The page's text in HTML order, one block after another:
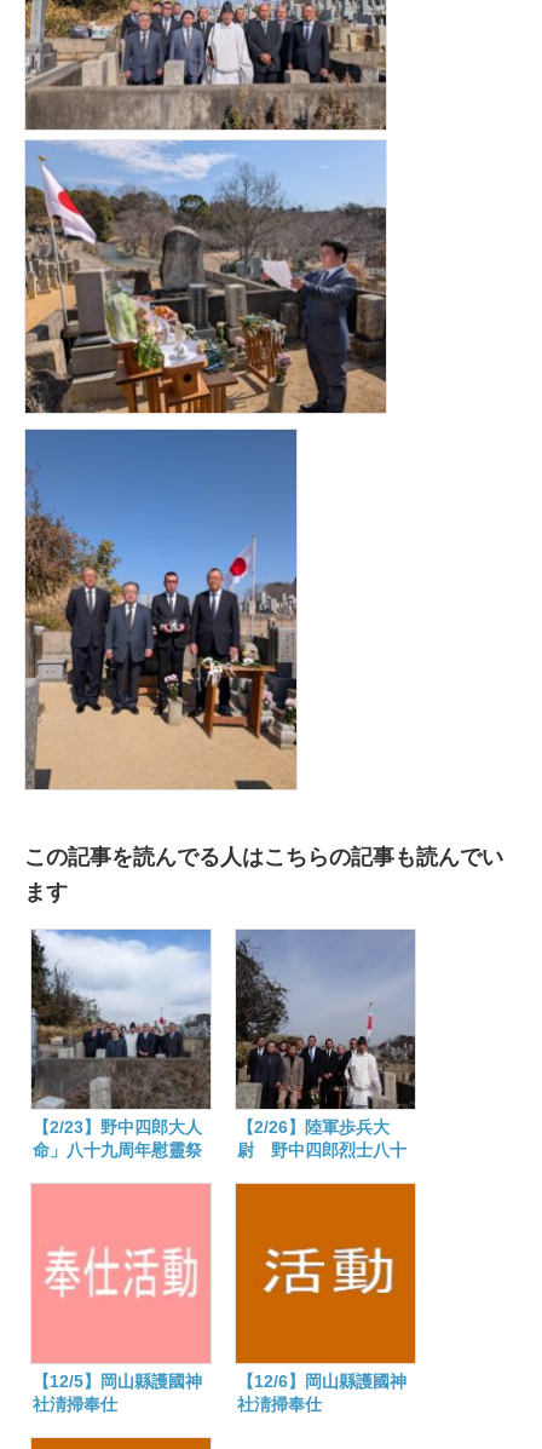
この記事を読んでる人はこちらの記事も読んでい
ます
【2/23】野中四郎大人
命」八十九周年慰靈祭
【2/26】陸軍歩兵大
尉 野中四郎烈士八十
【12/5】岡山縣護國神
社淸掃奉仕
【12/6】岡山縣護國神
社淸掃奉仕